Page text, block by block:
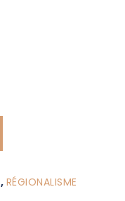
, RÉGIONALISME